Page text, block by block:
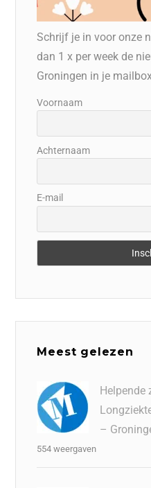
Schrijf je in voor onze
dan 1 x per week de
Groningen in je
Voornaam
Achternaam
E-mail
Meest gelezen
Helpende
–
554 weergaven